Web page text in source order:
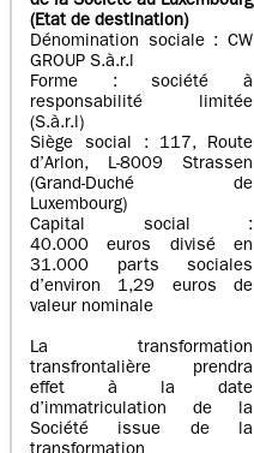
(Etat de destination)
Dénomination sociale : CW
GROUP S.à.r.l
Forme : société à
responsabilité limitée
(S.à.r.l)
Siège social : 117, Route
d’Arlon, L-8009 Strassen
(Grand-Duché de
Luxembourg)
Capital social :
40.000 euros divisé en
31.000 parts sociales
d’environ 1,29 euros de
valeur nominale
La transformation
transfrontalière prendra
effet à la date
d’immatriculation de la
Société issue de la